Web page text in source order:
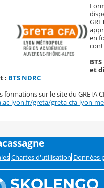
en
et
: BTS NDRC
formations sur le site du GRETA
lyon.fr/greta/greta-cfa-lyon-
Chartes d'utilisation Données